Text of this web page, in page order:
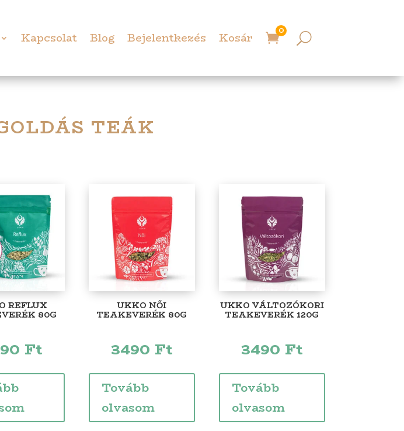
Kapcsolat Blog Bejelentkezés Kosár 
0
TEÁK
REFLUX
80G
Ft
UKKO NŐI
TEAKEVERÉK 80G
3490 Ft
Tovább
olvasom
UKKO VÁLTOZÓKORI
TEAKEVERÉK 120G
3490 Ft
Tovább
olvasom